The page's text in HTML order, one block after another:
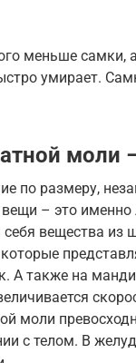
меньше самки,
умирает.
моли
по размеру,
– это
вещества
А также на
моли
с телом. В